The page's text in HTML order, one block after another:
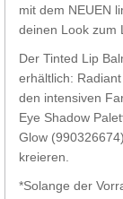
mit dem NEUEN
deinen Look zum
Der Tinted Lip
erhältlich:
den intensiven
Eye Shadow
Glow
kreieren.
*Solange der